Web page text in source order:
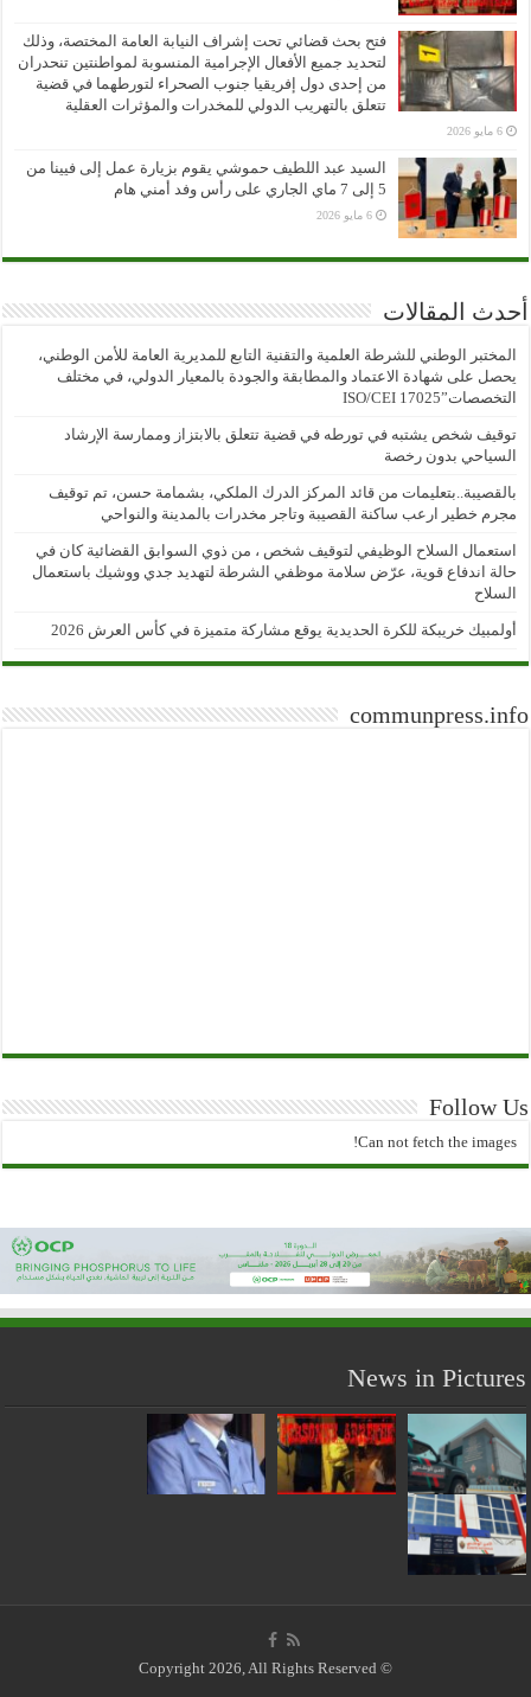
فتح بحث قضائي تحت إشراف النيابة العامة المختصة، وذلك
لتحديد جميع الأفعال الإجرامية المنسوبة لمواطنتين تنحدران
من إحدى دول إفريقيا جنوب الصحراء لتورطهما في قضية
تتعلق بالتهريب الدولي للمخدرات والمؤثرات العقلية
6 مايو 2026
السيد عبد اللطيف حموشي يقوم بزيارة عمل إلى فيينا من
5 إلى 7 ماي الجاري على رأس وفد أمني هام
6 مايو 2026
أحدث المقالات
المختبر الوطني للشرطة العلمية والتقنية التابع للمديرية العامة للأمن الوطني،
يحصل على شهادة الاعتماد والمطابقة والجودة بالمعيار الدولي، في مختلف
التخصصات”ISO/CEI 17025
توقيف شخص يشتبه في تورطه في قضية تتعلق بالابتزاز وممارسة الإرشاد
السياحي بدون رخصة
بالقصيبة..بتعليمات من قائد المركز الدرك الملكي، بشمامة حسن، تم توقيف
مجرم خطير ارعب ساكنة القصيبة وتاجر مخدرات بالمدينة والنواحي
استعمال السلاح الوظيفي لتوقيف شخص ، من ذوي السوابق القضائية كان في
حالة اندفاع قوية، عرّض سلامة موظفي الشرطة لتهديد جدي ووشيك باستعمال
السلاح
أولمبيك خريبكة للكرة الحديدية يوقع مشاركة متميزة في كأس العرش 2026
communpress.info
Follow Us
Can not fetch the images!
News in Pictures
© Copyright 2026, All Rights Reserved